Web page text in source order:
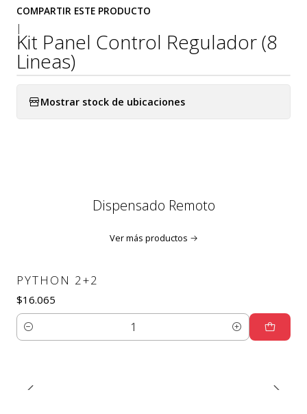
COMPARTIR ESTE PRODUCTO
|
Kit Panel Control Regulador (8
Lineas)
Mostrar stock de ubicaciones
Dispensado Remoto
Ver más productos
PYTHON 2+2
$16.065
Cantidad